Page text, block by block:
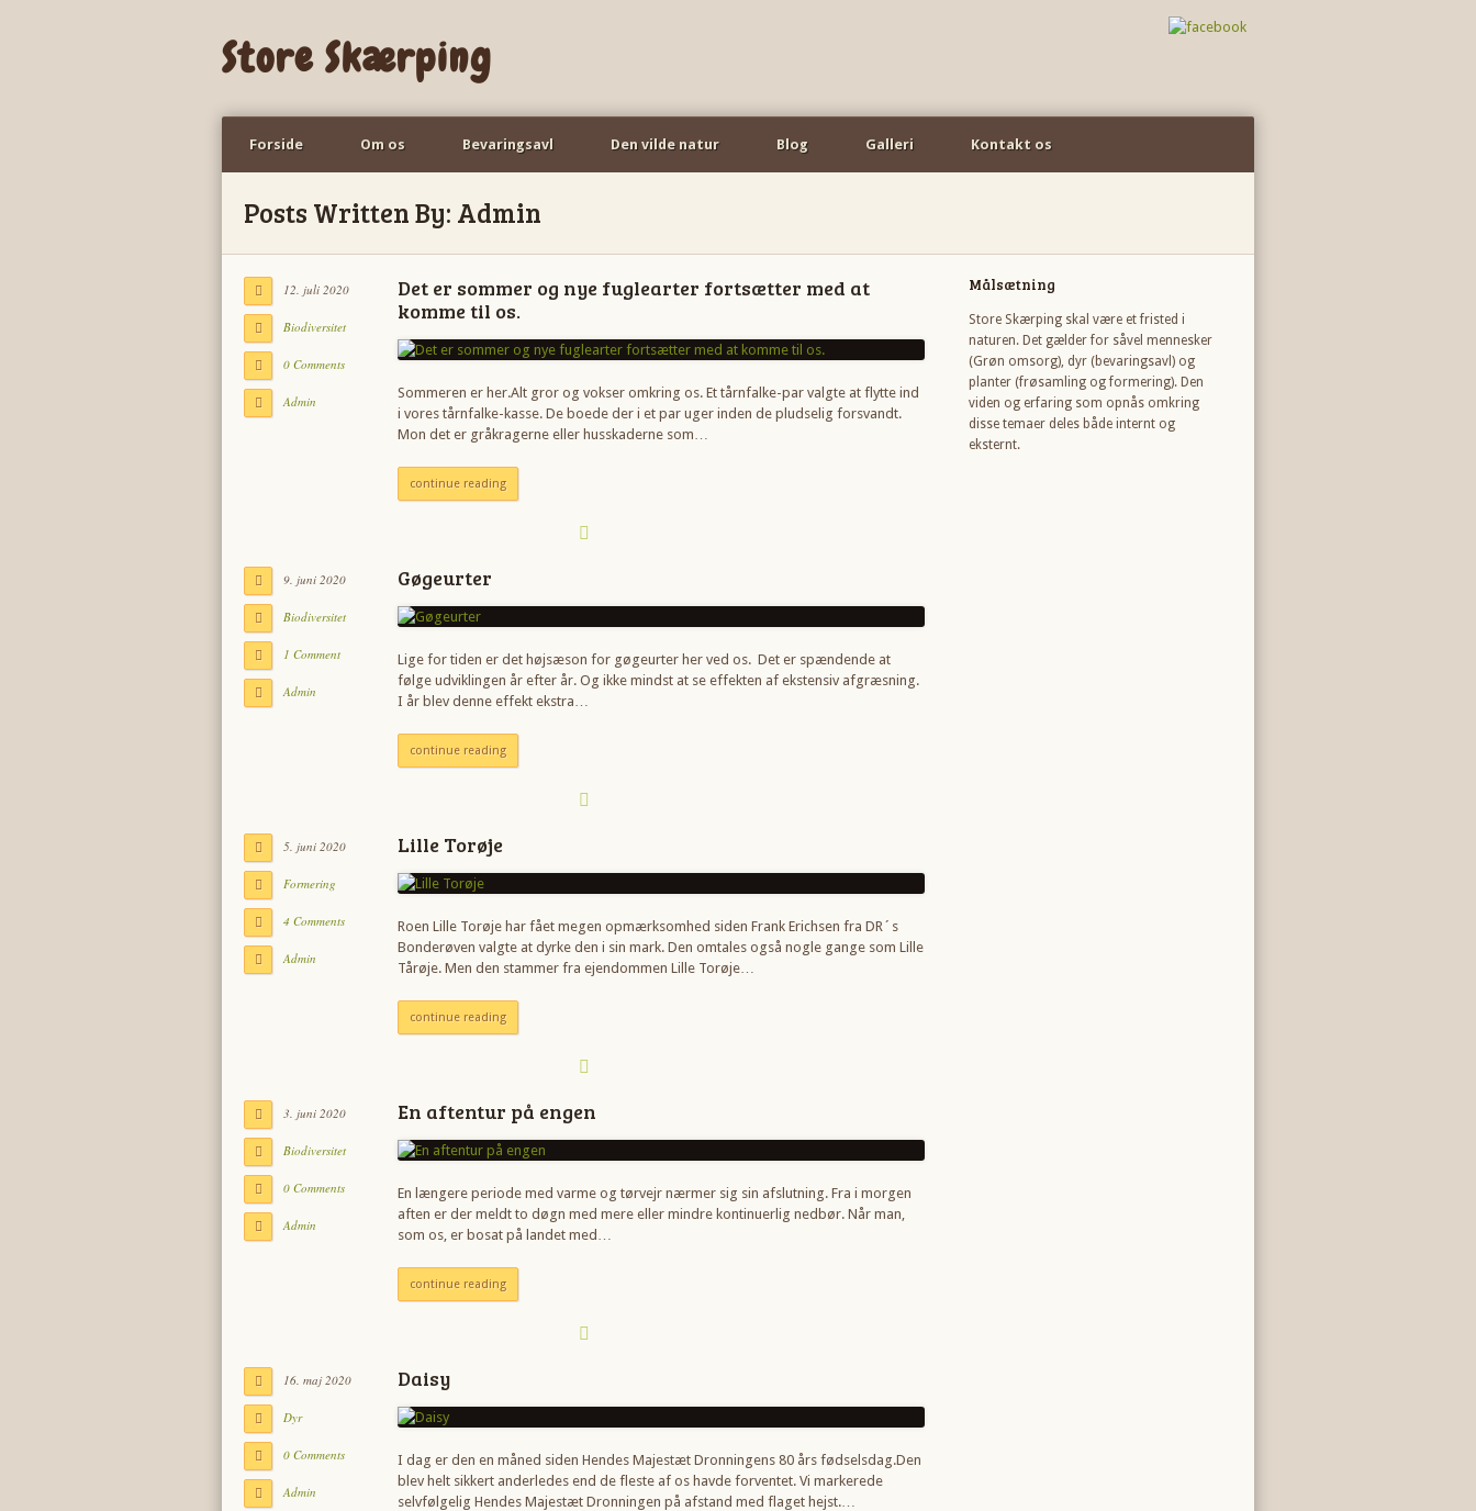
Store Skærping
Forside Om os Bevaringsavl Den vilde natur Blog Galleri Kontakt os
Posts Written By: Admin
12. juli 2020
Biodiversitet
0 Comments
Admin
Det er sommer og nye fuglearter fortsætter med at
komme til os.
Sommeren er her.Alt gror og vokser omkring os. Et tårnfalke-par valgte at flytte ind
i vores tårnfalke-kasse. De boede der i et par uger inden de pludselig forsvandt.
Mon det er gråkragerne eller husskaderne som…
continue reading
9. juni 2020
Biodiversitet
1 Comment
Admin
Gøgeurter
Lige for tiden er det højsæson for gøgeurter her ved os. Det er spændende at
følge udviklingen år efter år. Og ikke mindst at se effekten af ekstensiv afgræsning.
I år blev denne effekt ekstra…
continue reading
5. juni 2020
Formering
4 Comments
Admin
Lille Torøje
Roen Lille Torøje har fået megen opmærksomhed siden Frank Erichsen fra DR´s
Bonderøven valgte at dyrke den i sin mark. Den omtales også nogle gange som Lille
Tårøje. Men den stammer fra ejendommen Lille Torøje…
continue reading
3. juni 2020
Biodiversitet
0 Comments
Admin
En aftentur på engen
En længere periode med varme og tørvejr nærmer sig sin afslutning. Fra i morgen
aften er der meldt to døgn med mere eller mindre kontinuerlig nedbør. Når man,
som os, er bosat på landet med…
continue reading
16. maj 2020
Dyr
0 Comments
Admin
Daisy
I dag er den en måned siden Hendes Majestæt Dronningens 80 års fødselsdag.Den
blev helt sikkert anderledes end de fleste af os havde forventet. Vi markerede
selvfølgelig Hendes Majestæt Dronningen på afstand med flaget hejst.…
Målsætning
Store Skærping skal være et fristed i
naturen. Det gælder for såvel mennesker
(Grøn omsorg), dyr (bevaringsavl) og
planter (frøsamling og formering). Den
viden og erfaring som opnås omkring
disse temaer deles både internt og
eksternt.